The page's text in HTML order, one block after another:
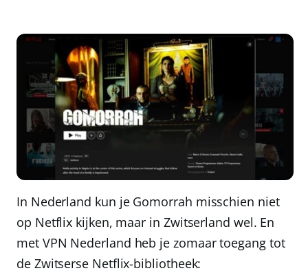
In Nederland kun je Gomorrah misschien niet
op Netflix kijken, maar in Zwitserland wel. En
met VPN Nederland heb je zomaar toegang tot
de Zwitserse Netflix-bibliotheek: